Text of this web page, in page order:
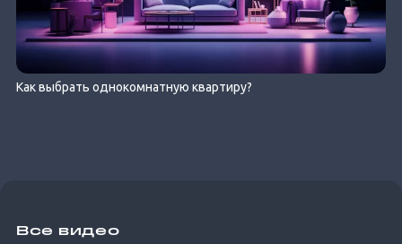
Как выбрать однокомнатную квартиру?
Все видео